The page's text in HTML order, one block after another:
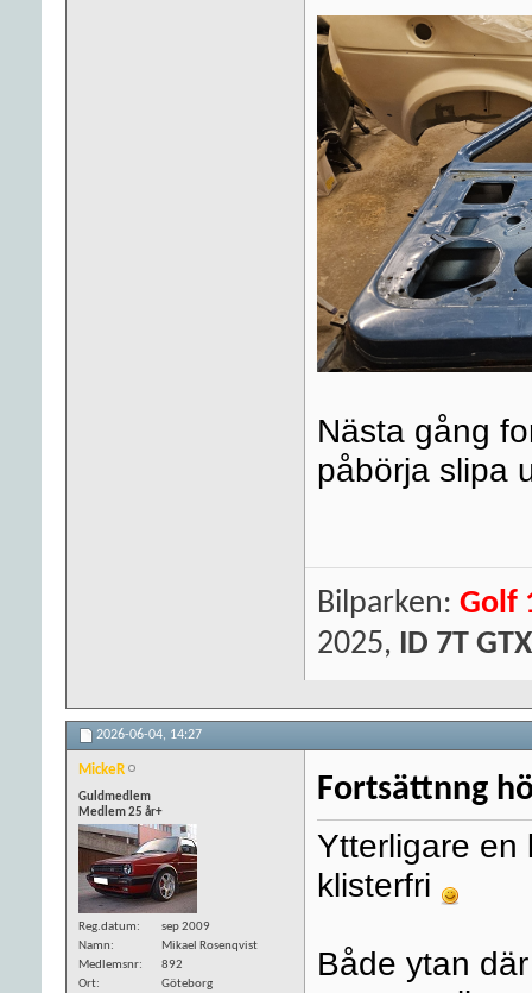
Nästa gång
påbörja slipa
Bilparken: Golf
2025, ID 7T GTX
2026-06-04, 14:27
MickeR
Guldmedlem
Medlem 25 år+
Reg.datum
sep 2009
Namn
Mikael Rosenqvist
Medlemsnr
892
Ort
Göteborg
Fortsättnng
Ytterligare en
klisterfri
Både ytan